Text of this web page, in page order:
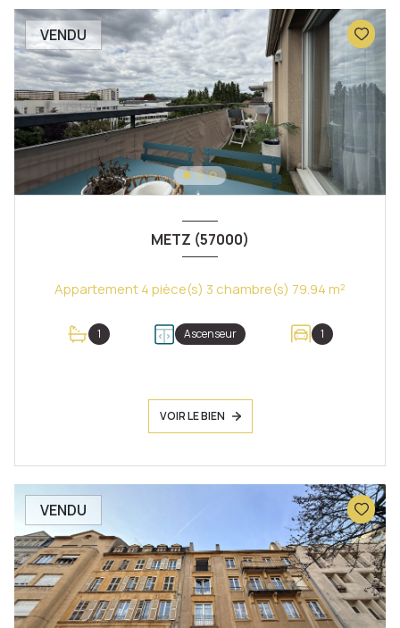
VENDU
METZ (57000)
Appartement 4 pièce(s) 3 chambre(s) 79.94 m²
1 Ascenseur 1
VOIR LE BIEN
VENDU